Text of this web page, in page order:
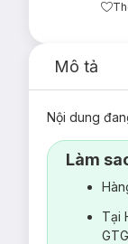
Mô tả
Nội dung
Làm
Tại